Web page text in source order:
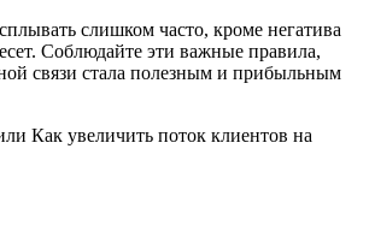
слишком часто, кроме негатива
Соблюдайте эти важные правила,
связи стала полезным и прибыльным